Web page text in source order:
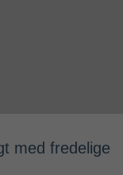
med fredelige